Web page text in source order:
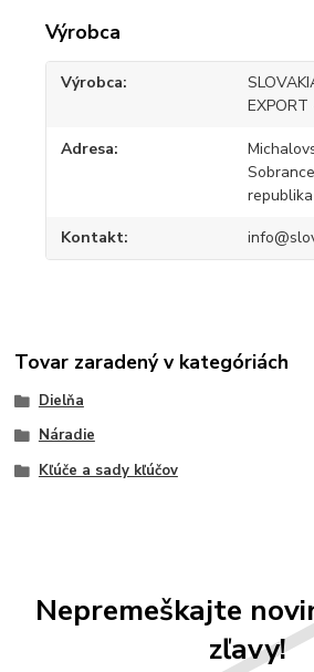
Výrobca
Výrobca
EXPORT
Adresa
republika
Kontakt
Tovar zaradený v kategóriách
Dielňa
Náradie
Kľúče a sady kľúčov
Nepremeškajte
zľavy!